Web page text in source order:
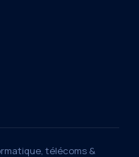
télécoms &